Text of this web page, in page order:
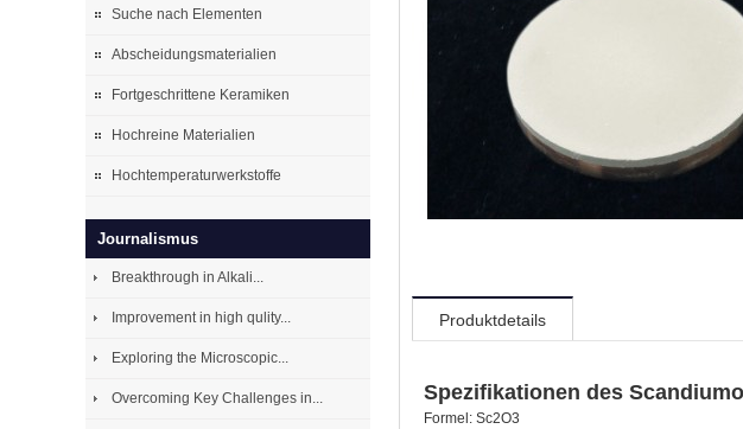
Suche nach Elementen
Abscheidungsmaterialien
Fortgeschrittene Keramiken
Hochreine Materialien
Hochtemperaturwerkstoffe
Journalismus
Breakthrough in Alkali...
Improvement in high qulity...
Exploring the Microscopic...
Overcoming Key Challenges in...
Produktdetails
Spezifikationen des
Formel: Sc2O3